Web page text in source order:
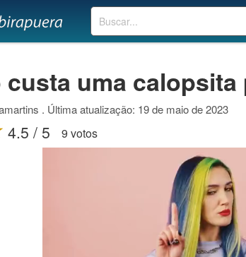
Buscar
custa uma calopsita
. Última atualização: 19 de maio de 2023
4.5 / 5 9 votos